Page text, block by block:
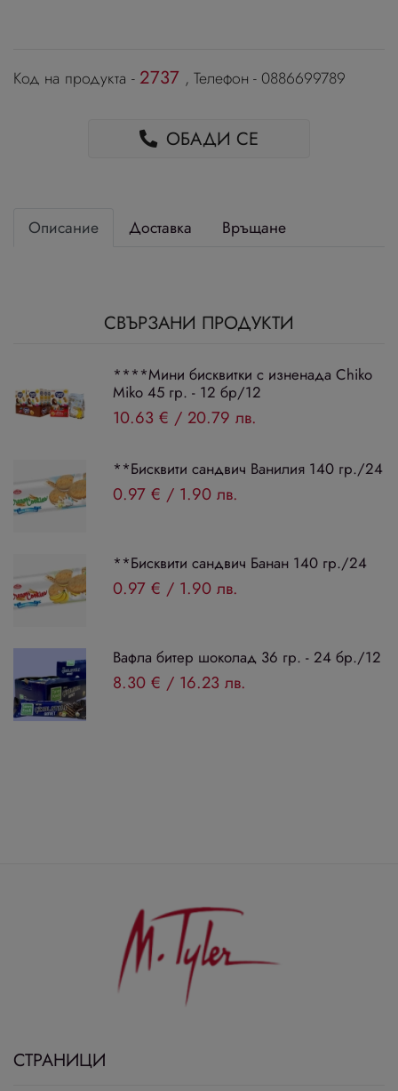
Код на продукта - 2737 , Телефон - 0886699789
ОБАДИ СЕ
Описание Доставка Връщане
СВЪРЗАНИ ПРОДУКТИ
****Мини бисквитки с изненада Chiko
Miko 45 гр. - 12 бр/12
10.63 € / 20.79 лв.
**Бисквити сандвич Ванилия 140 гр./24
0.97 € / 1.90 лв.
**Бисквити сандвич Банан 140 гр./24
0.97 € / 1.90 лв.
Вафла битер шоколад 36 гр. - 24 бр./12
8.30 € / 16.23 лв.
СТРАНИЦИ